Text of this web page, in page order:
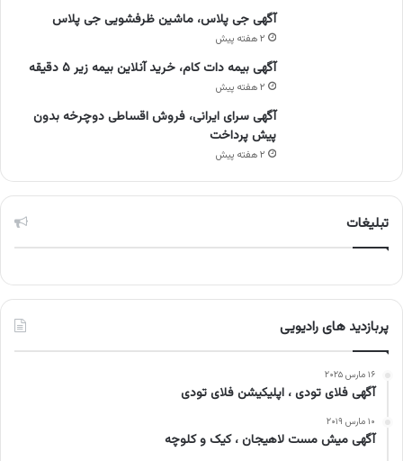
آگهی جی پلاس، ماشین ظرفشویی جی پلاس
۲ هفته پیش
آگهی بیمه دات کام، خرید آنلاین بیمه زیر ۵ دقیقه
۲ هفته پیش
آگهی سرای ایرانی، فروش اقساطی دوچرخه بدون
پیش پرداخت
۲ هفته پیش
تبلیغات
پربازدید های رادیویی
۱۶ مارس ۲۰۲۵
آگهی فلای تودی ، اپلیکیشن فلای تودی
۱۰ مارس ۲۰۱۹
آگهی میش مست لاهیجان ، کیک و کلوچه